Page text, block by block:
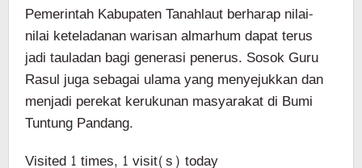
Pemerintah Kabupaten Tanahlaut berharap nilai-
nilai keteladanan warisan almarhum dapat terus
jadi tauladan bagi generasi penerus. Sosok Guru
Rasul juga sebagai ulama yang menyejukkan dan
menjadi perekat kerukunan masyarakat di Bumi
Tuntung Pandang.
Visited 1 times, 1 visit(s) today